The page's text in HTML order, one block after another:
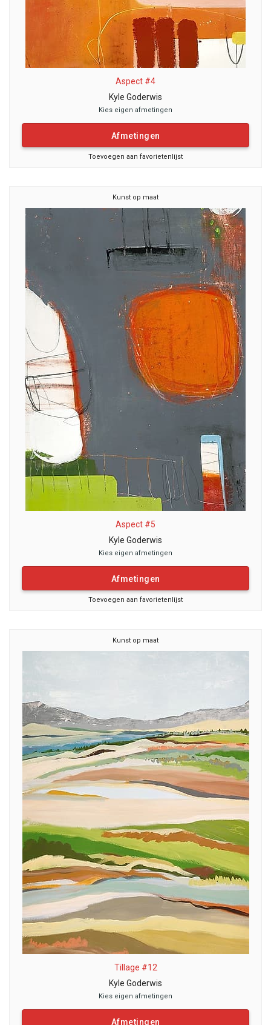
Aspect #4
Kyle Goderwis
Kies eigen afmetingen
Afmetingen
Toevoegen aan favorietenlijst
Kunst op maat
Aspect #5
Kyle Goderwis
Kies eigen afmetingen
Afmetingen
Toevoegen aan favorietenlijst
Kunst op maat
Tillage #12
Kyle Goderwis
Kies eigen afmetingen
Afmetingen